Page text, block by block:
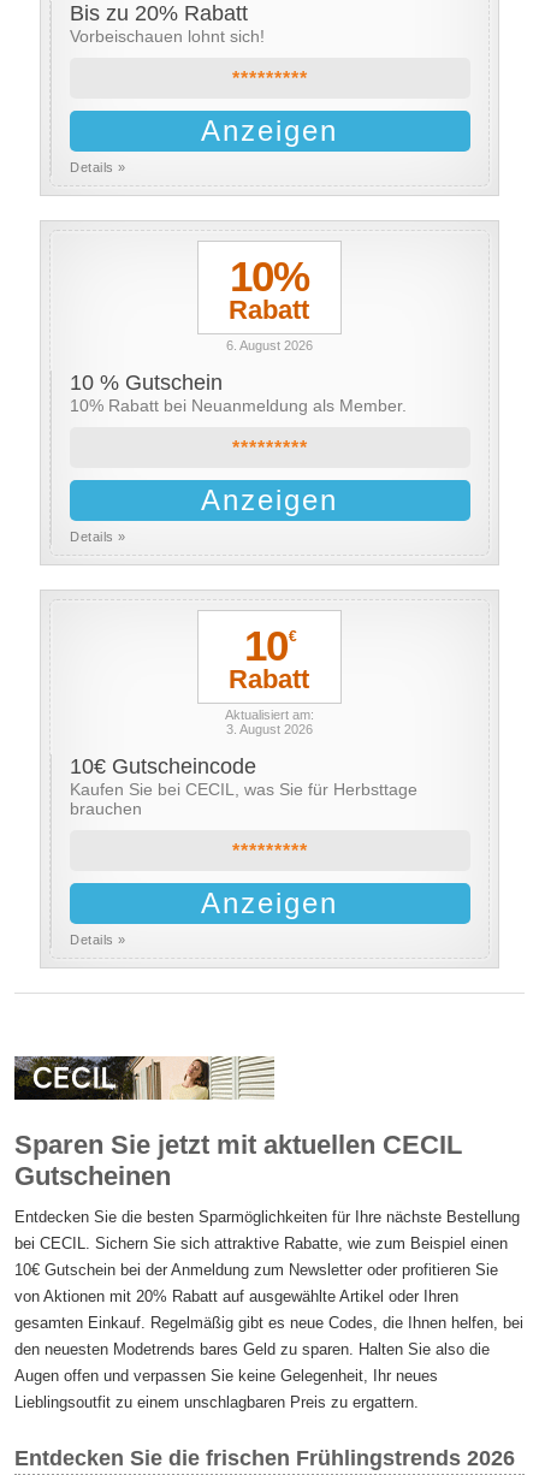
Bis zu 20% Rabatt
Vorbeischauen lohnt sich!
*********
Anzeigen
Details »
10%
Rabatt
6. August 2026
10 % Gutschein
10% Rabatt bei Neuanmeldung als Member.
*********
Anzeigen
Details »
10€
Rabatt
Aktualisiert am:
3. August 2026
10€ Gutscheincode
Kaufen Sie bei CECIL, was Sie für Herbsttage
brauchen
*********
Anzeigen
Details »
Sparen Sie jetzt mit aktuellen CECIL
Gutscheinen
Entdecken Sie die besten Sparmöglichkeiten für Ihre nächste Bestellung
bei CECIL. Sichern Sie sich attraktive Rabatte, wie zum Beispiel einen
10€ Gutschein bei der Anmeldung zum Newsletter oder profitieren Sie
von Aktionen mit 20% Rabatt auf ausgewählte Artikel oder Ihren
gesamten Einkauf. Regelmäßig gibt es neue Codes, die Ihnen helfen, bei
den neuesten Modetrends bares Geld zu sparen. Halten Sie also die
Augen offen und verpassen Sie keine Gelegenheit, Ihr neues
Lieblingsoutfit zu einem unschlagbaren Preis zu ergattern.
Entdecken Sie die frischen Frühlingstrends 2026